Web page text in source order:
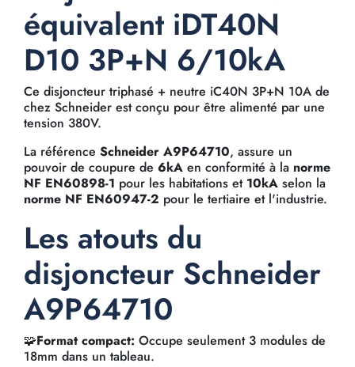
équivalent iDT40N
D10 3P+N 6/10kA
Ce disjoncteur triphasé + neutre iC40N 3P+N 10A de
chez Schneider est conçu pour être alimenté par une
tension 380V.
La référence Schneider A9P64710, assure un
pouvoir de coupure de 6kA en conformité à la norme
NF EN60898-1 pour les habitations et 10kA selon la
norme NF EN60947-2 pour le tertiaire et l'industrie.
Les atouts du
disjoncteur Schneider
A9P64710
🧩Format compact: Occupe seulement 3 modules de
18mm dans un tableau.